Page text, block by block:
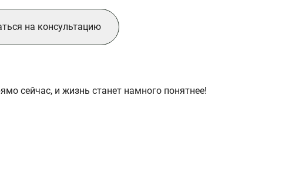
на консультацию
сейчас, и жизнь станет намного понятнее!